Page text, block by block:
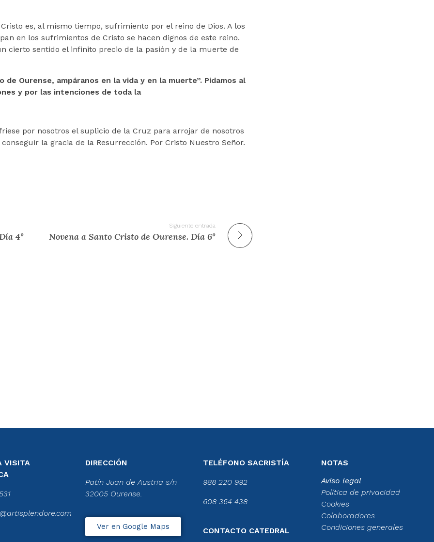
es, al mismo tiempo, sufrimiento por el reino de Dios. A los
en los sufrimientos de Cristo se hacen dignos de este reino.
cierto sentido el infinito precio de la pasión y de la muerte de
Ourense, ampáranos en la vida y en la muerte”. Pidamos al
y por las intenciones de toda la
por nosotros el suplicio de la Cruz para arrojar de nosotros
la gracia de la Resurrección. Por Cristo Nuestro Señor.
4º
Siguiente entrada
Novena a Santo Cristo de Ourense. Día 6º
VISITA
DIRECCIÓN
Patín Juan de Austria s/n
32005 Ourense.
Ver en Google Maps
TELÉFONO SACRISTÍA
988 220 992
608 364 438
CONTACTO CATEDRAL
NOTAS
Aviso legal
Política de privacidad
Cookies
Colaboradores
Condiciones generales